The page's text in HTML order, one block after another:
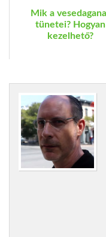
Mik a
tünetei? Hogyan
kezelhető?